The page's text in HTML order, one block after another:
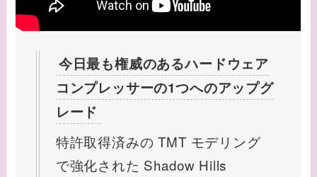
今日最も権威のあるハードウェア
コンプレッサーの1つへのアップグ
レード
特許取得済みの TMT モデリング
で強化された Shadow Hills